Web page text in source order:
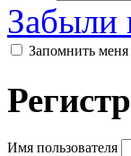
Забыли
Запомнить меня
Имя пользователя